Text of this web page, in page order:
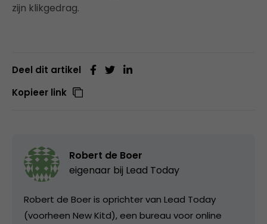
zijn klikgedrag.
Deel dit artikel
Kopieer link
Robert de Boer
eigenaar bij Lead Today
Robert de Boer is oprichter van Lead Today
(voorheen New Kitd), een bureau voor online